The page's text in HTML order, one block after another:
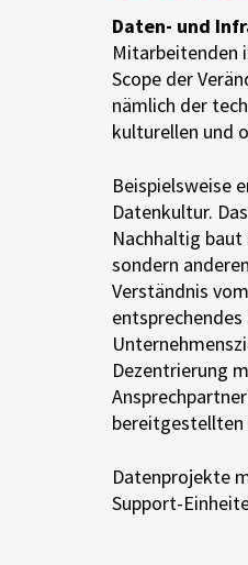
Daten- und
Mitarbeitenden
Scope der
nämlich der
kulturellen und
Beispielsweise
Datenkultur.
Nachhaltig
sondern
Verständnis
Dezentrierung
bereitgestellten
Datenprojekte
Support-